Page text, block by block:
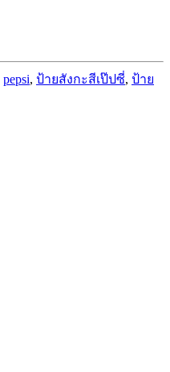
pepsi, ป้ายสังกะสีเป๊ปซี่, ป้าย